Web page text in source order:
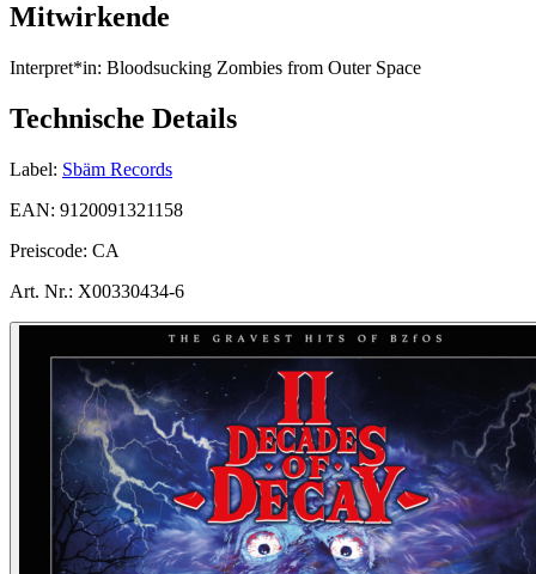
Mitwirkende
Interpret*in: Bloodsucking Zombies from Outer Space
Technische Details
Label: Sbäm Records
EAN: 9120091321158
Preiscode: CA
Art. Nr.: X00330434-6